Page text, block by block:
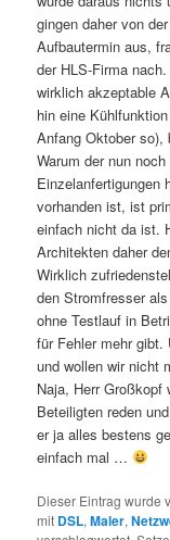
gingen daher von
Aufbautermin aus,
der HLS-Firma
wirklich akzeptable
hin eine
Anfang Oktober so),
Warum der nun
Einzelanfertigungen
vorhanden ist, ist
einfach nicht da ist.
Architekten daher
Wirklich
den Stromfresser
ohne Testlauf in
für Fehler mehr
und wollen wir nicht
Naja, Herr
Beteiligten reden
er ja alles bestens
einfach mal …
Dieser Eintrag wurde
mit DSL,Maler,